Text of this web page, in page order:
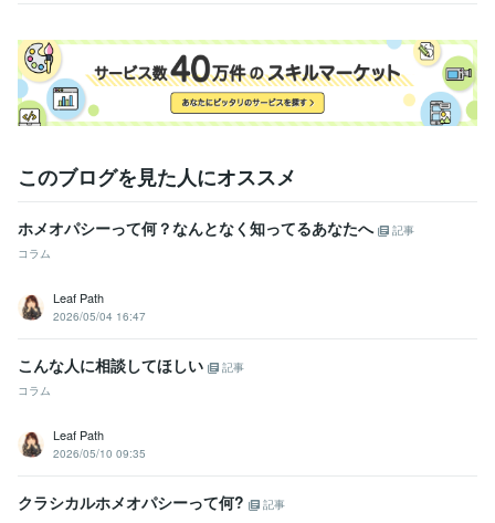
このブログを見た人にオススメ
ホメオパシーって何？なんとなく知ってるあなたへ
記事
コラム
Leaf Path
2026/05/04 16:47
こんな人に相談してほしい
記事
コラム
Leaf Path
2026/05/10 09:35
クラシカルホメオパシーって何?
記事